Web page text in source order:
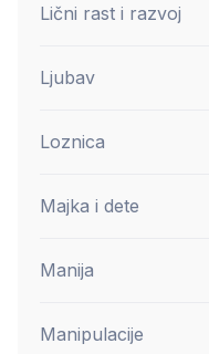
Lični rast i razvoj
Ljubav
Loznica
Majka i dete
Manija
Manipulacije